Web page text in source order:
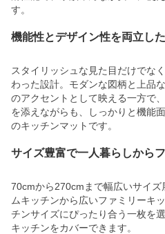
す。
機能性とデザイン性を両立し
スタイリッシュな見た目だけでな
わった設計。モダンな図柄と上品
のアクセントとして映える一方で
を添えながらも、しっかりと機能
のキッチンマットです。
サイズ豊富で一人暮らしから
70cmから270cmまで幅広いサイ
ムキッチンから広いファミリーキ
チンサイズにぴったり合う一枚を
キッチンをカバーできます。